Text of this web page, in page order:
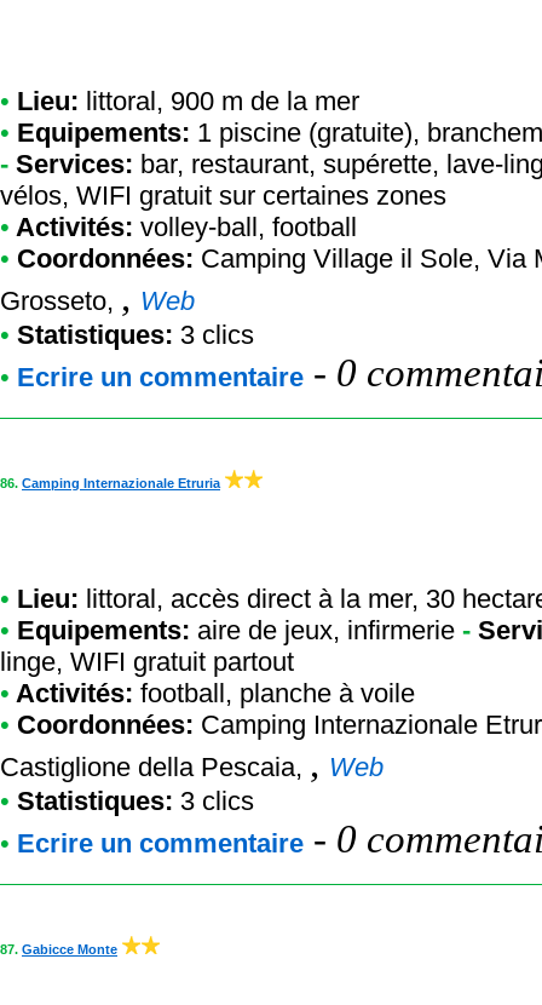
• Lieu: littoral, 900 m de la mer
• Equipements: 1 piscine (gratuite),
- Services: bar, restaurant, supérette, lave-
vélos, WIFI gratuit sur certaines zones
• Activités: volley-ball, football
• Coordonnées: Camping Village il Sole, Via
Grosseto, , Web
• Statistiques: 3 clics
• Ecrire un commentaire - 0
86. Camping Internazionale Etruria
• Lieu: littoral, accès direct à la mer, 30
• Equipements: aire de jeux, infirmerie -
linge, WIFI gratuit partout
• Activités: football, planche à voile
• Coordonnées: Camping Internazionale
Castiglione della Pescaia, , Web
• Statistiques: 3 clics
• Ecrire un commentaire - 0
87. Gabicce Monte